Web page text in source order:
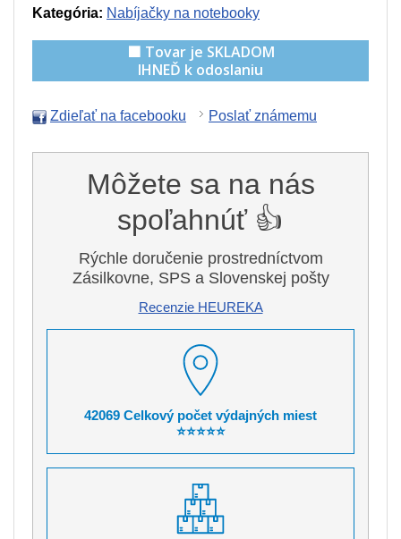
Kategória: Nabíjačky na notebooky
🟩 Tovar je SKLADOM
IHNEĎ k odoslaniu
Zdieľať na facebooku Poslať známemu
Môžete sa na nás
spoľahnúť 👍
Rýchle doručenie prostredníctvom
Zásilkovne, SPS a Slovenskej pošty
Recenzie HEUREKA
42069 Celkový počet výdajných miest
⭐⭐⭐⭐⭐